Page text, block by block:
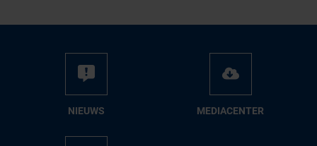
NIEUWS ME­DIA­CEN­TER